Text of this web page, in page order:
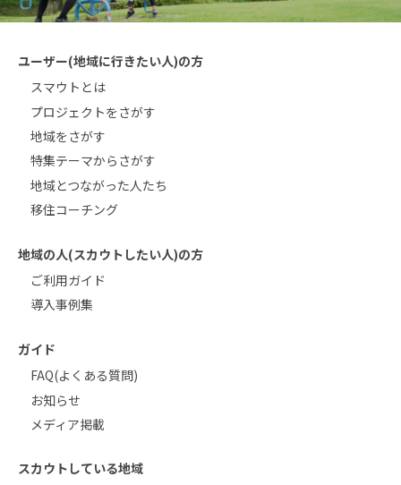
ユーザー(地域に行きたい人)の方
スマウトとは
プロジェクトをさがす
地域をさがす
特集テーマからさがす
地域とつながった人たち
移住コーチング
地域の人(スカウトしたい人)の方
ご利用ガイド
導入事例集
ガイド
FAQ(よくある質問)
お知らせ
メディア掲載
スカウトしている地域